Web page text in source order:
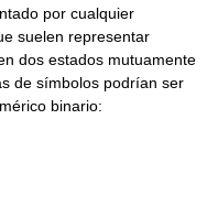
por cualquier
suelen representar
dos estados mutuamente
de símbolos podrían ser
binario: